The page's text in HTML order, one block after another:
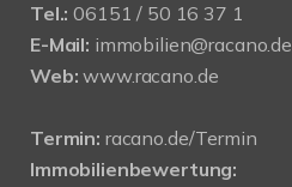
Tel.: 06151 / 50 16 37 1
E-Mail: immobilien@racano.de
Web: www.racano.de
Termin: racano.de/Termin
Immobilienbewertung: